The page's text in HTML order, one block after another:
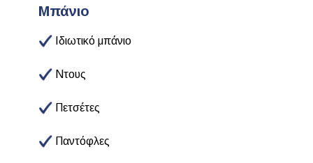
Μπάνιο
Ιδιωτικό μπάνιο
Ντους
Πετσέτες
Παντόφλες